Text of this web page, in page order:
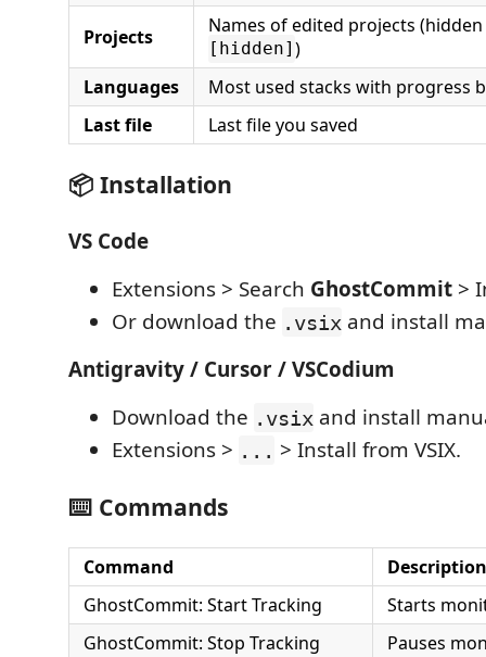
Projects Names of edited projects
[hidden] )
Languages
Most used stacks with progress
Last file
Last file you saved
📦 Installation
VS Code
Extensions > Search GhostCommit >
Or download the .vsix and install
Antigravity / Cursor / VSCodium
Download the .vsix and install
Extensions > ... > Install from VSIX.
⌨️ Commands
Command
Description
GhostCommit: Start Tracking
Starts
GhostCommit: Stop Tracking
Pauses